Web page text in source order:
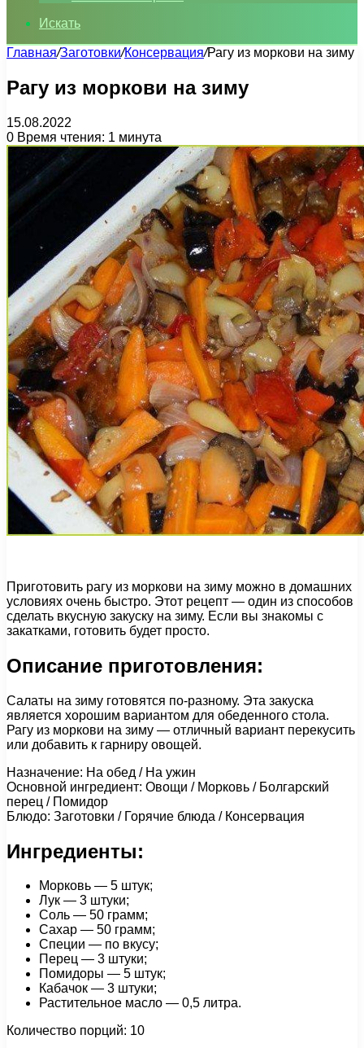
Искать
Главная/Заготовки/Консервация/Рагу из моркови на зиму
Рагу из моркови на зиму
15.08.2022
0 Время чтения: 1 минута
Приготовить рагу из моркови на зиму можно в домашних
условиях очень быстро. Этот рецепт — один из способов
сделать вкусную закуску на зиму. Если вы знакомы с
закатками, готовить будет просто.
Описание приготовления:
Салаты на зиму готовятся по-разному. Эта закуска
является хорошим вариантом для обеденного стола.
Рагу из моркови на зиму — отличный вариант перекусить
или добавить к гарниру овощей.
Назначение: На обед / На ужин
Основной ингредиент: Овощи / Морковь / Болгарский
перец / Помидор
Блюдо: Заготовки / Горячие блюда / Консервация
Ингредиенты:
Морковь — 5 штук;
Лук — 3 штуки;
Соль — 50 грамм;
Сахар — 50 грамм;
Специи — по вкусу;
Перец — 3 штуки;
Помидоры — 5 штук;
Кабачок — 3 штуки;
Растительное масло — 0,5 литра.
Количество порций: 10